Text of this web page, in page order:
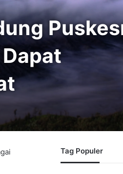
Tag Populer